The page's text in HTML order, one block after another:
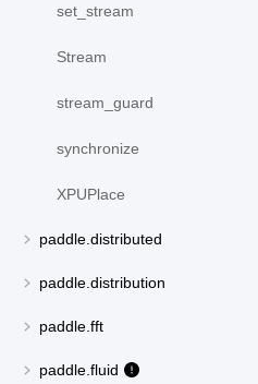
set_stream
Stream
stream_guard
synchronize
XPUPlace
paddle.distributed
paddle.distribution
paddle.fft
paddle.fluid